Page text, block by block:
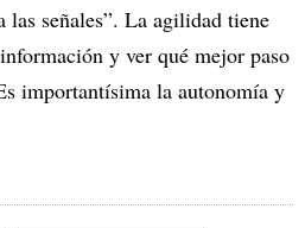
las señales”. La agilidad tiene
y ver qué mejor paso
importantísima la autonomía y